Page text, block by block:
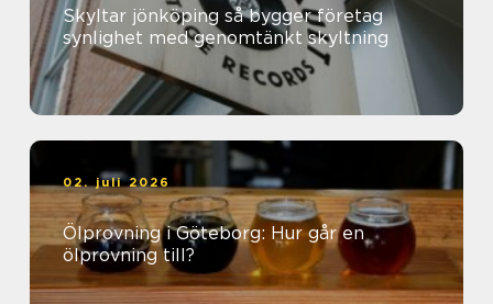
Skyltar jönköping så bygger företag
synlighet med genomtänkt skyltning
02. juli 2026
Ölprovning i Göteborg: Hur går en
ölprovning till?